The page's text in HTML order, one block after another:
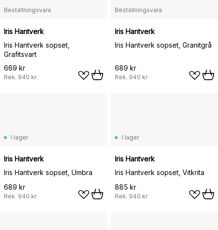
Beställningsvara
Iris Hantverk
Iris Hantverk sopset,
Grafitsvart
669 kr
Rek. 940 kr
Beställningsvara
Iris Hantverk
Iris Hantverk sopset, Granitgrå
689 kr
Rek. 940 kr
I lager
Iris Hantverk
Iris Hantverk sopset, Umbra
689 kr
Rek. 940 kr
I lager
Iris Hantverk
Iris Hantverk sopset, Vitkrita
885 kr
Rek. 940 kr